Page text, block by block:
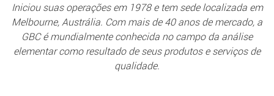
Iniciou suas operações em 1978 e tem sede localizada em
Melbourne, Austrália. Com mais de 40 anos de mercado, a
GBC é mundialmente conhecida no campo da análise
elementar como resultado de seus produtos e serviços de
qualidade.